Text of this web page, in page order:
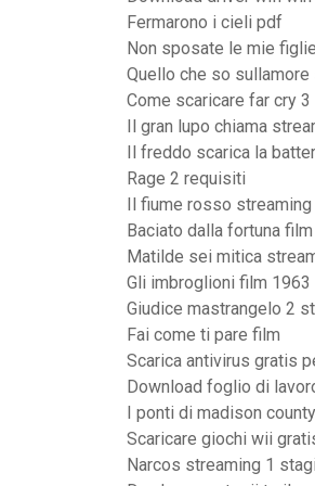
Fermarono i cieli pdf
Non sposate le mie
Quello che so
Come scaricare far cry 3
Il gran lupo chiama
Il freddo scarica la
Rage 2 requisiti
Il fiume rosso streaming
Baciato dalla fortuna
Matilde sei mitica
Gli imbroglioni film 1963
Giudice mastrangelo 2
Fai come ti pare film
Scarica antivirus gratis
Download foglio di
I ponti di madison
Scaricare giochi wii
Narcos streaming 1